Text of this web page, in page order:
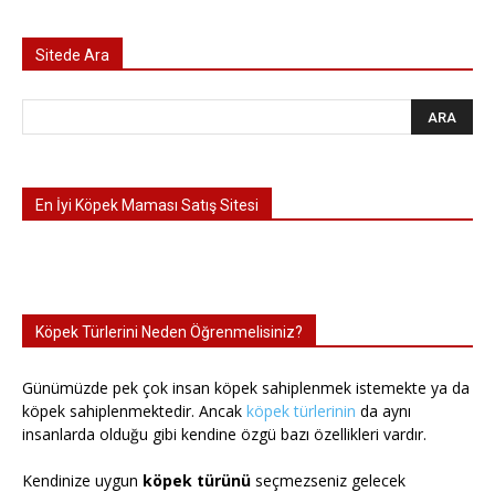
Sitede Ara
En İyi Köpek Maması Satış Sitesi
Köpek Türlerini Neden Öğrenmelisiniz?
Günümüzde pek çok insan köpek sahiplenmek istemekte ya da
köpek sahiplenmektedir. Ancak köpek türlerinin da aynı
insanlarda olduğu gibi kendine özgü bazı özellikleri vardır.
Kendinize uygun köpek türünü seçmezseniz gelecek